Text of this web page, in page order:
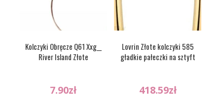
Kolczyki Obręcze Q61 Xxg__
River Island Złote
7.90zł
Lovrin Złote kolczyki 585
gładkie pałeczki na sztyft
418.59zł